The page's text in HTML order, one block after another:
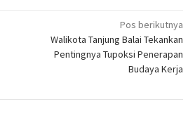
Pos berikutnya
Walikota Tanjung Balai Tekankan
Pentingnya Tupoksi Penerapan
Budaya Kerja